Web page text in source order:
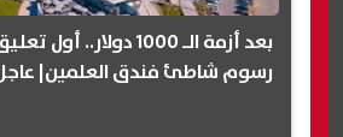
بعد أزمة الـ 1000
رسوم شاطئ فندق العلمين|